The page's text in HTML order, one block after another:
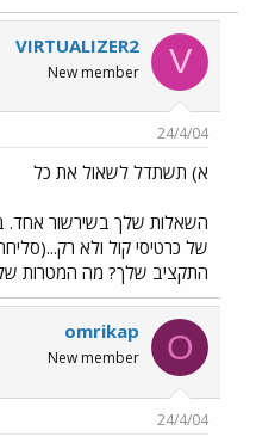
V
VIRTUALIZER2
New member
24/4/04
א) תשתדל לשאול את כל
של כרטיסי קול ולא
התקציב שלך? מה המטרות
O
omrikap
New member
24/4/04